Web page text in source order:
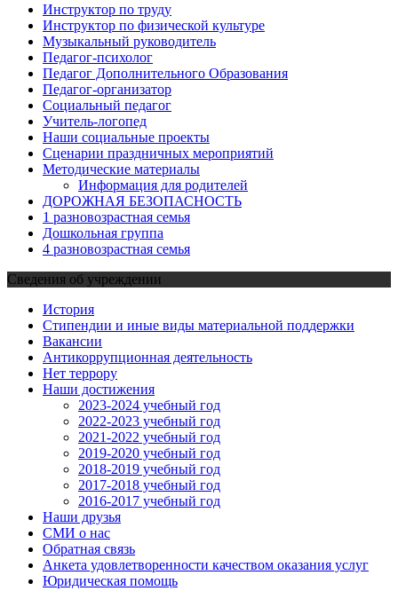
Инструктор по труду
Инструктор по физической культуре
Музыкальный руководитель
Педагог-психолог
Педагог Дополнительного Образования
Педагог-организатор
Социальный педагог
Учитель-логопед
Наши социальные проекты
Сценарии праздничных мероприятий
Методические материалы
Информация для родителей
ДОРОЖНАЯ БЕЗОПАСНОСТЬ
1 разновозрастная семья
Дошкольная группа
4 разновозрастная семья
Сведения об учреждении
История
Стипендии и иные виды материальной поддержки
Вакансии
Антикоррупционная деятельность
Нет террору
Наши достижения
2023-2024 учебный год
2022-2023 учебный год
2021-2022 учебный год
2019-2020 учебный год
2018-2019 учебный год
2017-2018 учебный год
2016-2017 учебный год
Наши друзья
СМИ о нас
Обратная связь
Анкета удовлетворенности качеством оказания услуг
Юридическая помощь